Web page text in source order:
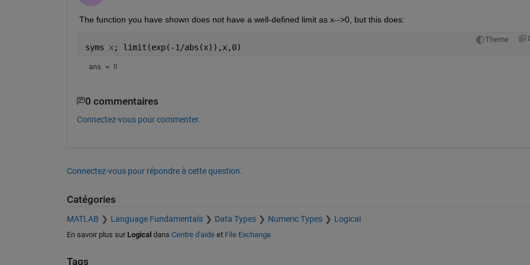
The function you have shown does not have a well-defined limit as x-->0, but this does:
Theme
syms x; limit(exp(-1/abs(x)),x,0)
ans = 0
0 commentaires
Connectez-vous pour commenter.
Connectez-vous pour répondre à cette question.
Catégories
MATLAB Language Fundamentals Data Types Numeric Types Logical
En savoir plus sur Logicaldans Centre d'aideet File Exchange
Tags